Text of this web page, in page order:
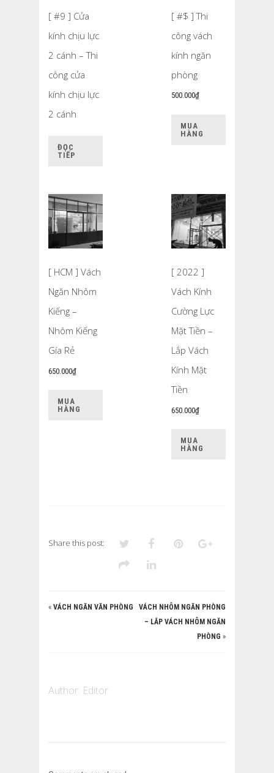
[ #9 ] Cửa
kính chịu lực
2 cánh – Thi
công cửa
kính chịu lực
2 cánh
ĐỌC
TIẾP
[ #$ ] Thi
công vách
kính ngăn
phòng
500.000₫
MUA
HÀNG
[ HCM ] Vách
Ngăn Nhôm
Kiếng –
Nhôm Kiếng
Gía Rẻ
650.000₫
MUA
HÀNG
[ 2022 ]
Vách Kính
Cường Lực
Mặt Tiền –
Lắp Vách
Kính Mặt
Tiền
650.000₫
MUA
HÀNG
Share this post:
« VÁCH NGĂN VĂN PHÒNG
VÁCH NHÔM NGĂN PHÒNG
– LẮP VÁCH NHÔM NGĂN
PHÒNG »
Author: Editor